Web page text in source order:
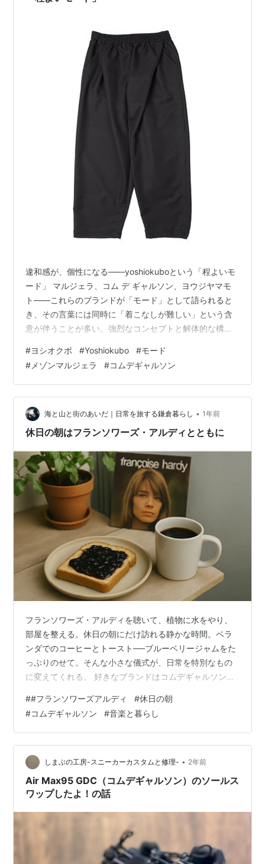
違和感が、個性になる——yoshiokuboという「程よいモ
ード」 マルジェラ、コム デ ギャルソン、ヨウジヤマモ
ト——これらのブランドが「モード」として語られると
き、その言葉には同時に「着こなしが難しい」という含
意が伴うことが多い。強烈なコンセプトと解体的な構造
対極にいるわけではない。しかし同じ位置にもいない。
このブランドが生み出すのは「普通のようで、どこかが
おかしい」という感覚だ。一見すると見慣れたシルエッ
トのパンツやアウター。しかし手に取ってみると、タッ
クの位置が予想と違う。縫い目が想定外のところにあ
る。着てみると、身体の輪郭…
#ヨシオクボ #Yoshiokubo #モード
# メゾンマルジェラ #コムデギャルソン
海と山と街のあいだ｜日常を旅する鎌倉暮らし • 1年前
休日の朝はフランソワーズ・アルディとともに
フランソワーズ・アルディを聴いて、植物に水をやり、
部屋を整える。休日の朝にだけ訪れる静かな時間。ベラ
ンダでのコーヒーとトースト──ブルーベリージャムをた
っぷりのせて。そんな小さな儀式が、日常を特別なもの
に変えてくれる。 好きなブランドはコムデギャルソン。
響き合う、削ぎ落とされた美しさ。これがないと始まら
ない。 フランソワーズ・アルディの魅力 フランソワー
ズ・アルディは、1960年代のフランスを代表する歌手で
ありながら、自ら作詞作曲を手掛ける稀有な存在でし
た。彼女の音楽は、当時流行していた明るいイェイェ・
スタイルとは一線を画し、メランコリックで抒…
##フランソワーズアルディ #休日の朝
#コムデギャルソン #音楽と暮らし
しまぶの工房-スニーカーカスタムと修理- • 2年前
Air Max95 GDC（コムデギャルソン）のソールス
ワップしたよ！の話